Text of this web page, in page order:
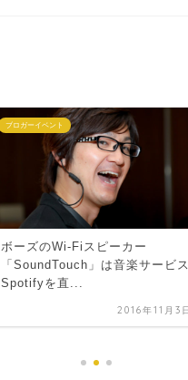
ブロガーイベント
ボーズのWi-Fiスピーカー
「SoundTouch」は音楽サービス
Spotifyを直...
2016年11月3日